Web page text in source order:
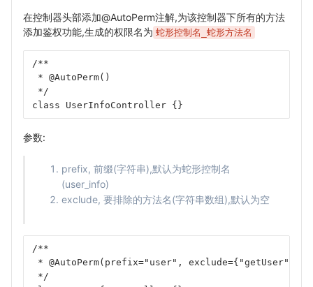
在控制器头部添加@AutoPerm注解,为该控制器下所有的方法
添加鉴权功能,生成的权限名为 蛇形控制名_蛇形方法名
/**
* @AutoPerm()
*/
class UserInfoController {}
参数:
prefix, 前缀(字符串),默认为蛇形控制名
(user_info)
exclude, 要排除的方法名(字符串数组),默认为空
/**
* @AutoPerm(prefix="user", exclude={"getUser"})
*/